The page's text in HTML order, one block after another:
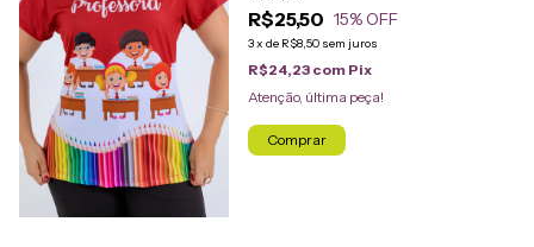
R$25,50 15% OFF
3x de R$8,50 sem juros
R$24,23 com Pix
Atenção, última peça!
Comprar